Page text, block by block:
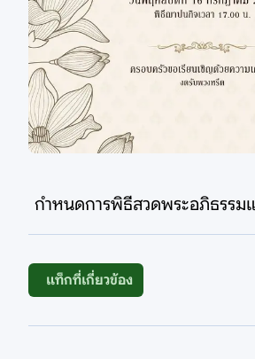
กำหนดการพิธีสวดพระอภิธรร
แท็กที่เกี่ยวข้อง